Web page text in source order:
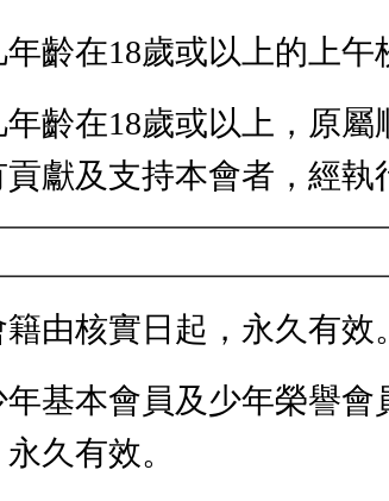
年齡在18歲或以上的上午
年齡在18歲或以上，原
獻及支持本會者，經執
籍由核實日起，永久有
年基本會員及少年榮譽
久有效。